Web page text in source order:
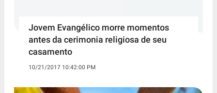
Jovem Evangélico morre momentos
antes da cerimonia religiosa de seu
casamento
10/21/2017 10:42:00 PM